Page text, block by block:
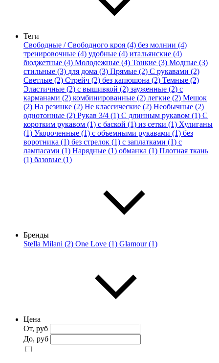
Теги
Свободные / Свободного кроя (4) без молнии (4)
тренировочные (4) удобные (4) итальянские (4)
бюджетные (4) Молодежные (4) Тонкие (3) Модные (3)
стильные (3) для дома (3) Прямые (2) С рукавами (2)
Светлые (2) Стрейч (2) без капюшона (2) Темные (2)
Эластичные (2) с вышивкой (2) зауженные (2) с
карманами (2) комбинированные (2) легкие (2) Мешок
(2) На резинке (2) Не классические (2) Необычные (2)
однотонные (2) Рукав 3/4 (1) С длинным рукавом (1) С
коротким рукавом (1) с баской (1) из сетки (1) Хулиганы
(1) Укороченные (1) с объемными рукавами (1) без
воротника (1) без стрелок (1) с заплатками (1) с
лампасами (1) Нарядные (1) обманка (1) Плотная ткань
(1) базовые (1)
Бренды
Stella Milani (2) One Love (1) Glamour (1)
Цена
От, руб
До, руб